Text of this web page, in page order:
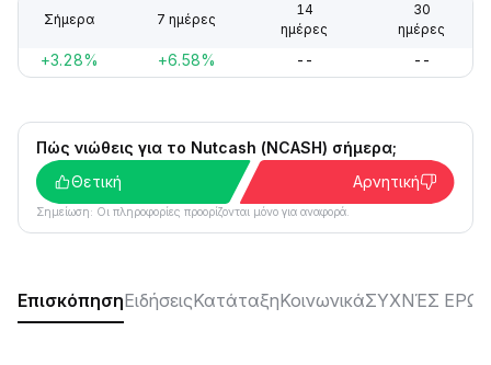
Σήμερα 7 ημέρες
14
ημέρες
30
ημέρες
+3.28% +6.58% -- --
Πώς νιώθεις για το Nutcash (NCASH) σήμερα;
Θετική
Αρνητική
Σημείωση: Οι πληροφορίες προορίζονται μόνο για αναφορά.
ΕπισκόπησηΕιδήσειςΚατάταξηΚοινωνικάΣΥΧΝΈΣ